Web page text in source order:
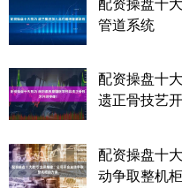
管道系统
配资操盘十
遗正骨技艺
配资操盘十
动争取整机